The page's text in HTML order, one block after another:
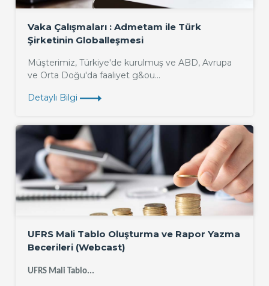
Vaka Çalışmaları : Admetam ile Türk
Şirketinin Globalleşmesi
Müşterimiz, Türkiye'de kurulmuş ve ABD, Avrupa
ve Orta Doğu'da faaliyet g&ou...
Detaylı Bilgi
UFRS Mali Tablo Oluşturma ve Rapor Yazma
Becerileri (Webcast)
UFRS Mali Tablo...